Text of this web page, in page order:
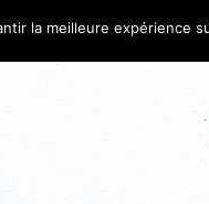
la meilleure expérience